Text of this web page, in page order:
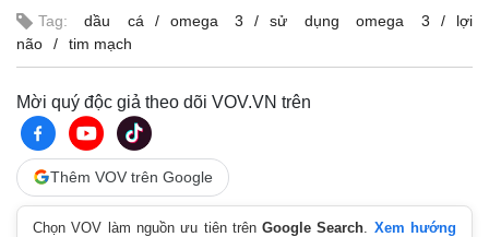
Tag: dầu cá omega 3 sử dụng omega 3
lợi
não
tim mạch
Mời quý độc giả theo dõi VOV.VN trên
Thêm VOV trên Google
Chọn VOV làm nguồn ưu tiên trênGoogle Search
Xem hướng